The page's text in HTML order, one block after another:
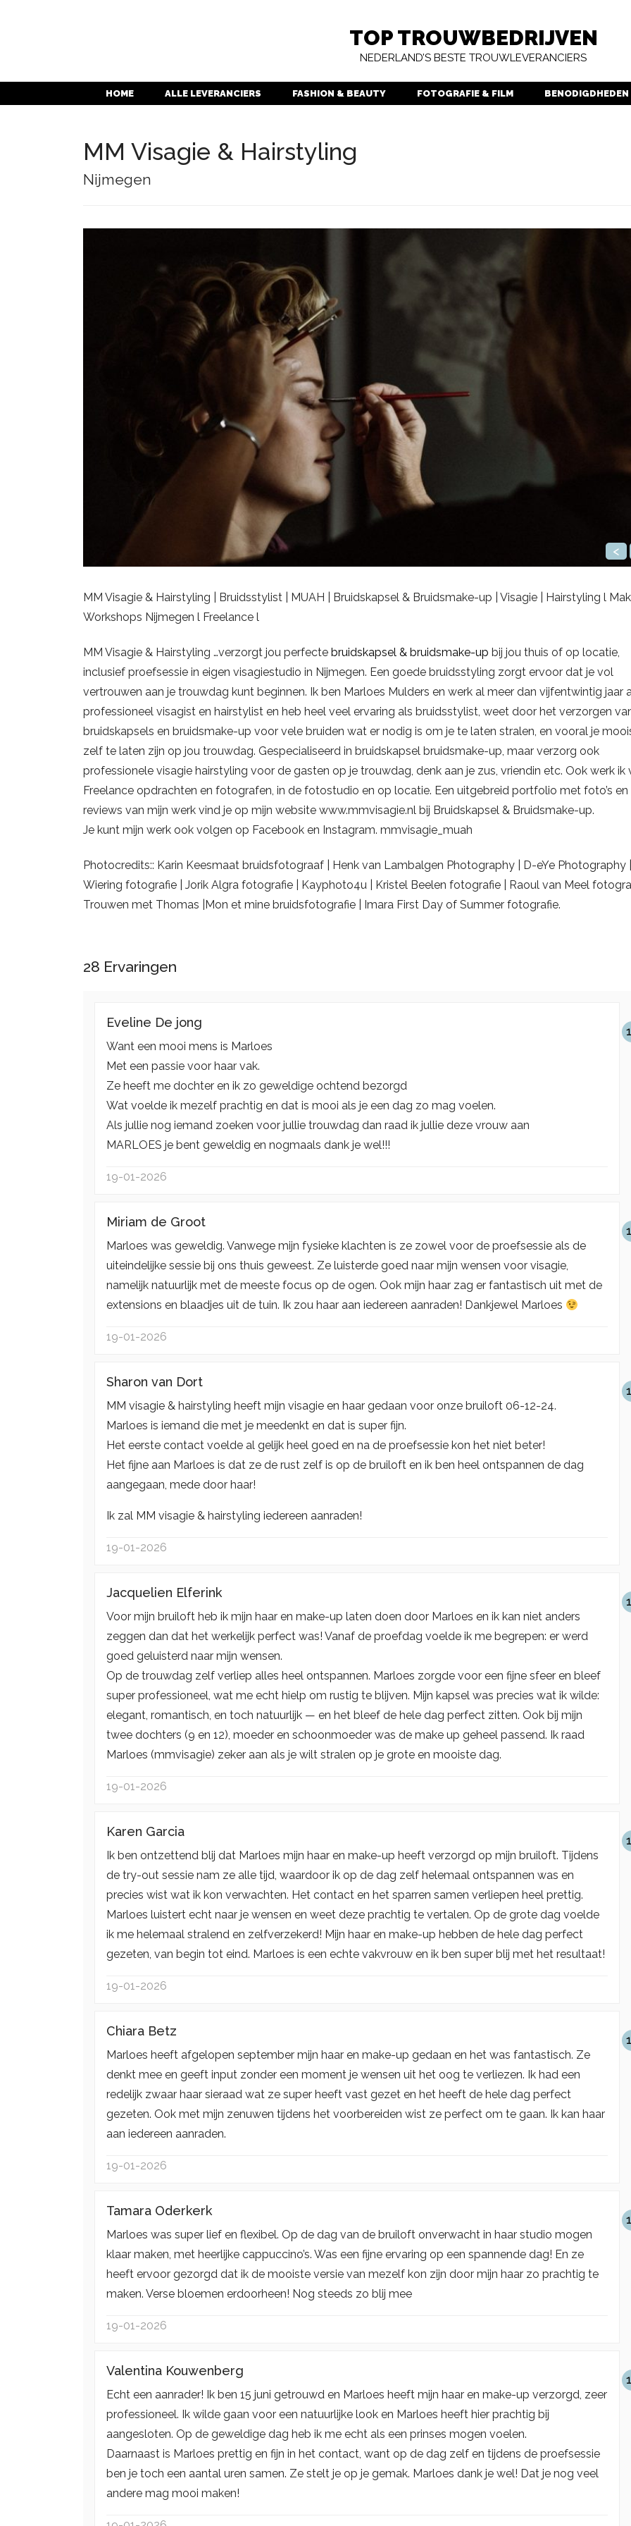
TOP TROUWBEDRIJVEN
NEDERLAND’S BESTE TROUWLEVERANCIERS
HOME ALLE LEVERANCIERS FASHION & BEAUTY FOTOGRAFIE & FILM BENODIGDHEDEN
MM Visagie & Hairstyling
Nijmegen
<
MM Visagie & Hairstyling | Bruidsstylist | MUAH | Bruidskapsel & Bruidsmake-up | Visagie | Hairstyling l
Workshops Nijmegen l Freelance l
MM Visagie & Hairstyling …verzorgt jou perfecte bruidskapsel & bruidsmake-up bij jou thuis of op locatie,
inclusief proefsessie in eigen visagiestudio in Nijmegen. Een goede bruidsstyling zorgt ervoor dat je vol
vertrouwen aan je trouwdag kunt beginnen. Ik ben Marloes Mulders en werk al meer dan vijfentwintig jaar
professioneel visagist en hairstylist en heb heel veel ervaring als bruidsstylist, weet door het verzorgen
bruidskapsels en bruidsmake-up voor vele bruiden wat er nodig is om je te laten stralen, en vooral je
zelf te laten zijn op jou trouwdag. Gespecialiseerd in bruidskapsel bruidsmake-up, maar verzorg ook
professionele visagie hairstyling voor de gasten op je trouwdag, denk aan je zus, vriendin etc. Ook werk ik
Freelance opdrachten en fotografen, in de fotostudio en op locatie. Een uitgebreid portfolio met foto’s en
reviews van mijn werk vind je op mijn website www.mmvisagie.nl bij Bruidskapsel & Bruidsmake-up.
Je kunt mijn werk ook volgen op Facebook en Instagram. mmvisagie_muah
Photocredits:: Karin Keesmaat bruidsfotograaf | Henk van Lambalgen Photography | D-eYe Photography |
Wiering fotografie | Jorik Algra fotografie | Kayphoto4u | Kristel Beelen fotografie | Raoul van Meel
Trouwen met Thomas |Mon et mine bruidsfotografie | Imara First Day of Summer fotografie.
28 Ervaringen
Eveline De jong
Want een mooi mens is Marloes
Met een passie voor haar vak.
Ze heeft me dochter en ik zo geweldige ochtend bezorgd
Wat voelde ik mezelf prachtig en dat is mooi als je een dag zo mag voelen.
Als jullie nog iemand zoeken voor jullie trouwdag dan raad ik jullie deze vrouw aan
MARLOES je bent geweldig en nogmaals dank je wel!!!
19-01-2026
Miriam de Groot
Marloes was geweldig. Vanwege mijn fysieke klachten is ze zowel voor de proefsessie als de
uiteindelijke sessie bij ons thuis geweest. Ze luisterde goed naar mijn wensen voor visagie,
namelijk natuurlijk met de meeste focus op de ogen. Ook mijn haar zag er fantastisch uit met de
extensions en blaadjes uit de tuin. Ik zou haar aan iedereen aanraden! Dankjewel Marloes
19-01-2026
Sharon van Dort
MM visagie & hairstyling heeft mijn visagie en haar gedaan voor onze bruiloft 06-12-24.
Marloes is iemand die met je meedenkt en dat is super fijn.
Het eerste contact voelde al gelijk heel goed en na de proefsessie kon het niet beter!
Het fijne aan Marloes is dat ze de rust zelf is op de bruiloft en ik ben heel ontspannen de dag
aangegaan, mede door haar!
Ik zal MM visagie & hairstyling iedereen aanraden!
19-01-2026
Jacquelien Elferink
Voor mijn bruiloft heb ik mijn haar en make-up laten doen door Marloes en ik kan niet anders
zeggen dan dat het werkelijk perfect was! Vanaf de proefdag voelde ik me begrepen: er werd
goed geluisterd naar mijn wensen.
Op de trouwdag zelf verliep alles heel ontspannen. Marloes zorgde voor een fijne sfeer en bleef
super professioneel, wat me echt hielp om rustig te blijven. Mijn kapsel was precies wat ik wilde:
elegant, romantisch, en toch natuurlijk — en het bleef de hele dag perfect zitten. Ook bij mijn
twee dochters (9 en 12), moeder en schoonmoeder was de make up geheel passend. Ik raad
Marloes (mmvisagie) zeker aan als je wilt stralen op je grote en mooiste dag.
19-01-2026
Karen Garcia
Ik ben ontzettend blij dat Marloes mijn haar en make-up heeft verzorgd op mijn bruiloft. Tijdens
de try-out sessie nam ze alle tijd, waardoor ik op de dag zelf helemaal ontspannen was en
precies wist wat ik kon verwachten. Het contact en het sparren samen verliepen heel prettig.
Marloes luistert echt naar je wensen en weet deze prachtig te vertalen. Op de grote dag voelde
ik me helemaal stralend en zelfverzekerd! Mijn haar en make-up hebben de hele dag perfect
gezeten, van begin tot eind. Marloes is een echte vakvrouw en ik ben super blij met het resultaat!
19-01-2026
Chiara Betz
Marloes heeft afgelopen september mijn haar en make-up gedaan en het was fantastisch. Ze
denkt mee en geeft input zonder een moment je wensen uit het oog te verliezen. Ik had een
redelijk zwaar haar sieraad wat ze super heeft vast gezet en het heeft de hele dag perfect
gezeten. Ook met mijn zenuwen tijdens het voorbereiden wist ze perfect om te gaan. Ik kan haar
aan iedereen aanraden.
19-01-2026
Tamara Oderkerk
Marloes was super lief en flexibel. Op de dag van de bruiloft onverwacht in haar studio mogen
klaar maken, met heerlijke cappuccino’s. Was een fijne ervaring op een spannende dag! En ze
heeft ervoor gezorgd dat ik de mooiste versie van mezelf kon zijn door mijn haar zo prachtig te
maken. Verse bloemen erdoorheen! Nog steeds zo blij mee
19-01-2026
Valentina Kouwenberg
Echt een aanrader! Ik ben 15 juni getrouwd en Marloes heeft mijn haar en make-up verzorgd, zeer
professioneel. Ik wilde gaan voor een natuurlijke look en Marloes heeft hier prachtig bij
aangesloten. Op de geweldige dag heb ik me echt als een prinses mogen voelen.
Daarnaast is Marloes prettig en fijn in het contact, want op de dag zelf en tijdens de proefsessie
ben je toch een aantal uren samen. Ze stelt je op je gemak. Marloes dank je wel! Dat je nog veel
andere mag mooi maken!